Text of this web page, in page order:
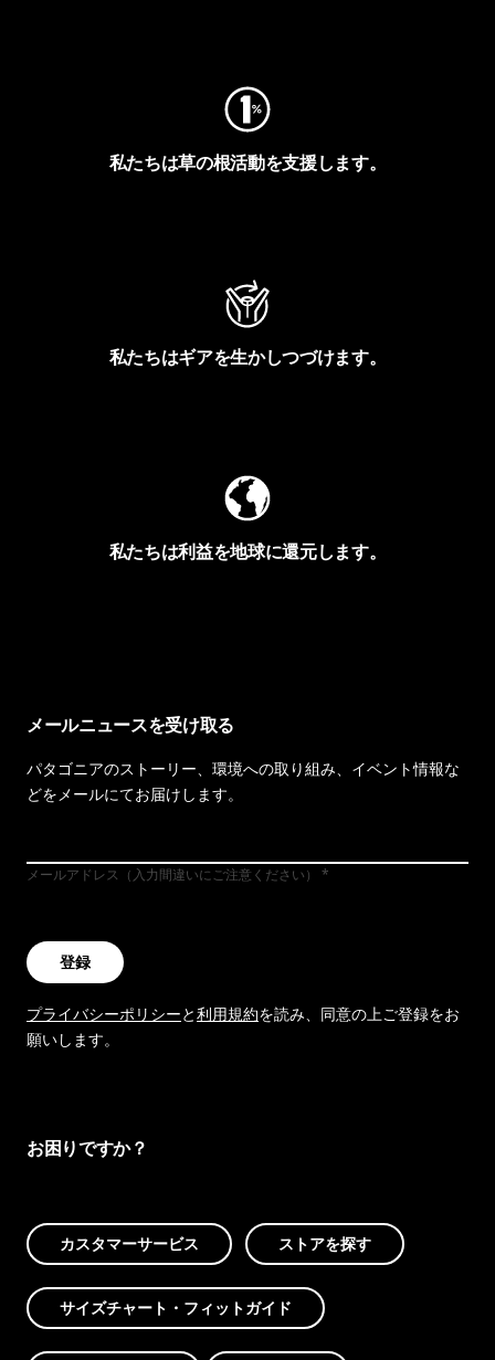
私たちは草の根活動を支援します。
私たちはギアを生かしつづけます。
私たちは利益を地球に還元します。
メールニュースを受け取る
パタゴニアのストーリー、環境への取り組み、イベント情報な
どをメールにてお届けします。
メールアドレス（入力間違いにご注意ください）
登録
プライバシーポリシーと利用規約を読み、同意の上ご登録をお
願いします。
お困りですか？
カスタマーサービス ストアを探す
サイズチャート・フィットガイド